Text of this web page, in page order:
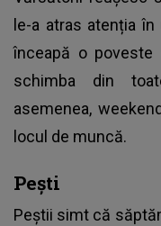
le-a atras atenția în
înceapă o
schimba din
asemenea,
locul de muncă.
Pești
Peștii simt că